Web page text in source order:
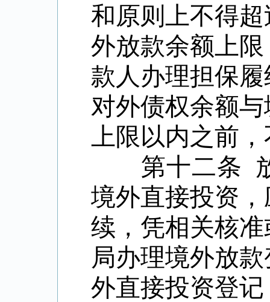
和原则上不得
外放款余额上
款人办理担保
对外债权余额
上限以内之前
第十二条 放
境外直接投资
续，凭相关核
局办理境外放
外直接投资登